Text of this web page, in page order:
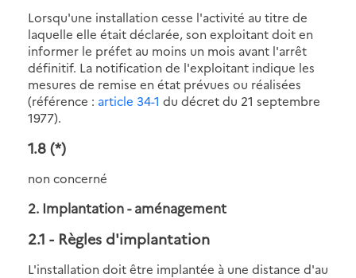
Lorsqu'une installation cesse l'activité au titre de
laquelle elle était déclarée, son exploitant doit en
informer le préfet au moins un mois avant l'arrêt
définitif. La notification de l'exploitant indique les
mesures de remise en état prévues ou réalisées
(référence : article 34-1 du décret du 21 septembre
1977).
1.8 (*)
non concerné
2. Implantation - aménagement
2.1 - Règles d'implantation
L'installation doit être implantée à une distance d'au